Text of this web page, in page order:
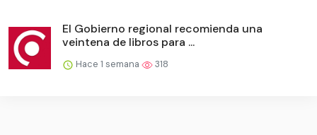
El Gobierno regional recomienda una
veintena de libros para ...
Hace 1 semana 318